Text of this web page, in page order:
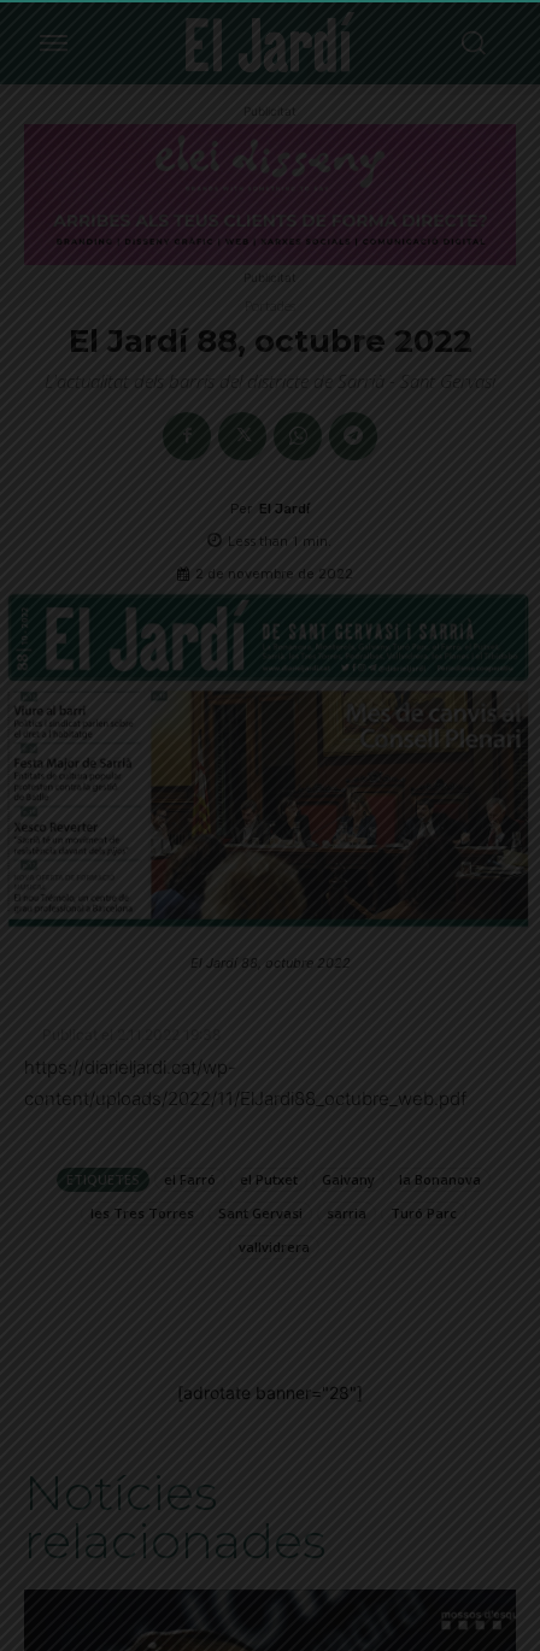
Publicitat
Publicitat
El Jardí 88, octubre 2022
L'actualitat dels barris del districte de Sarrià - Sant Gervasi
Per El Jardí
Less than 1 min.
2 de novembre de 2022
El Jardí 88, octubre 2022
https://diarieljardi.cat/wp-
content/uploads/2022/11/ElJardi88_octubre_web.pdf
ETIQUETES el Farró el Putxet Galvany
la Bonanova
les Tres Torres
Sant Gervasi sarria
Turó Parc
vallvidrera
[adrotate banner="28"]
Notícies
relacionades